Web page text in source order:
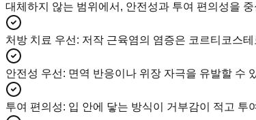
대체하지 않는 범위에서, 안전성과 투여 편의성을
처방 치료 우선: 저작 근육염의 염증은 코르티코스
안전성 우선: 면역 반응이나 위장 자극을 유발할 수
투여 편의성: 입 안에 닿는 방식이 거부감이 적고 투